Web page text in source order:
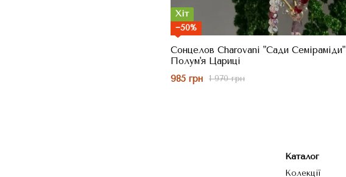
Хіт
−50%
Сонцелов Charovani "Сади Семіраміди"
Полум'я Цариці
1 970 грн
985 грн
Каталог
Колекції